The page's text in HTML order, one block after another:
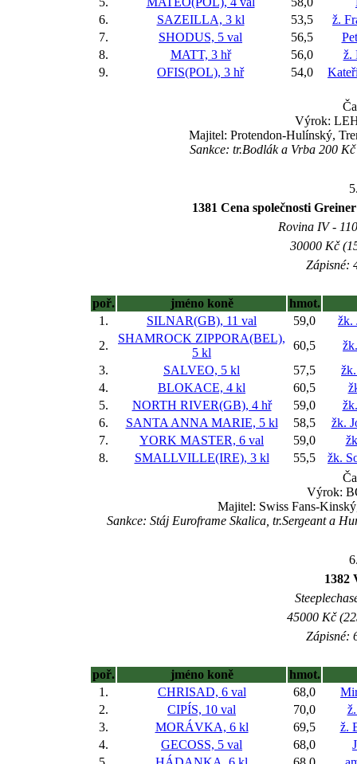
6.
SAZEILLA, 3 kl 53,5
ž.
7.
SHODUS, 5 val 56,5
8.
MATT, 3 hř 56,0
ž.
9.
OFIS(POL), 3 hř 54,0
Výrok:
Majitel: Protendon-Hulínský,
Sankce: tr.Bodlák a Vrba 200
1381 Cena společnosti
Rovina IV -
30000 Kč
Zápisné:
poř. jméno koně
hmot.
1.
SILNAR(GB), 11 val 59,0
žk.
2.
SHAMROCK ZIPPORA(BEL),
5 kl
60,5
3.
SALVEO, 5 kl 57,5
4.
BLOKACE, 4 kl 60,5
5.
NORTH RIVER(GB), 4 hř 59,0
6.
SANTA ANNA MARIE, 5 kl 58,5
žk.
7.
YORK MASTER, 6 val 59,0
8.
SMALLVILLE(IRE), 3 kl 55,5
žk.
Výrok:
Majitel: Swiss Fans-
Sankce: Stáj Euroframe Skalica, tr.Sergeant a
1382
45000 Kč
Zápisné:
poř. jméno koně
hmot.
1.
CHRISAD, 6 val 68,0
2.
CIPÍS, 10 val 70,0
3.
MORÁVKA, 6 kl 69,5
ž.
4.
GECOSS, 5 val 68,0